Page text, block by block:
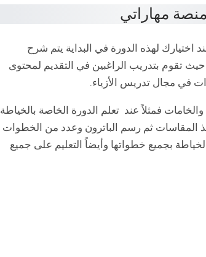
اختيارك لهذه الدورة في البداية يتم شرح
تقوم بتدريب الراغبين في التقديم لمحتوى
فمثلاً عند تعلم الدورة الخاصة بالخياطة
المقاسات ثم رسم الباترون وعدد من الخطوات
بجميع خطواتها وأيضاً التعليم على جميع